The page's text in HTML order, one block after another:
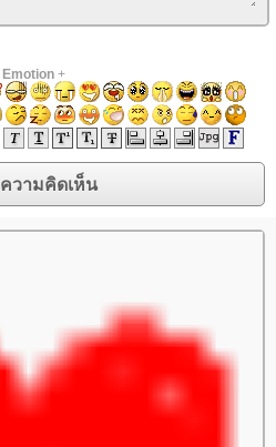
Emotion+